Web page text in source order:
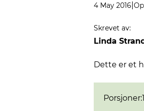
4 May 2016
Skrevet av:
Linda
Dette er et
Porsjoner:1